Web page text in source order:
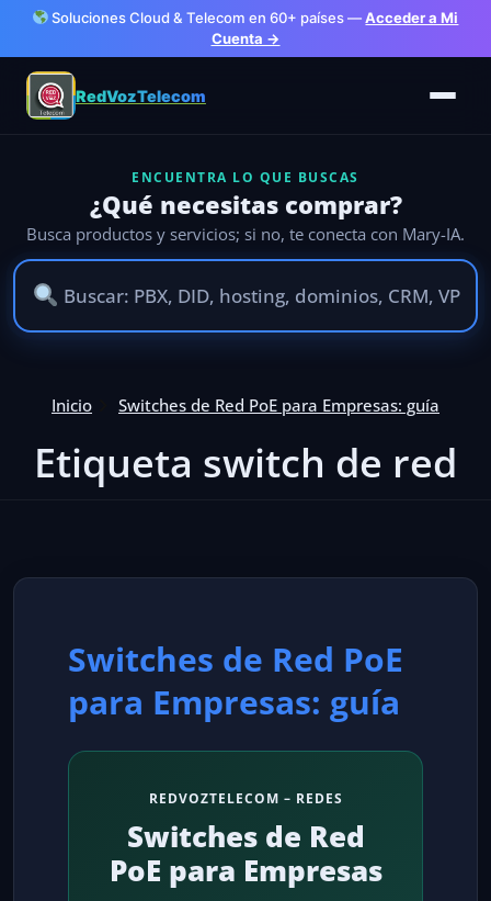
Soluciones Cloud & Telecom en 60+ países —Acceder a Mi
Cuenta →
RedVozTelecom
ENCUENTRA LO QUE BUSCAS
¿Qué necesitas comprar?
Busca productos y servicios; si no, te conecta con Mary-IA.
Inicio Switches de Red PoE para Empresas: guía
Etiqueta switch de red
Switches de Red PoE
para Empresas: guía
REDVOZTELECOM – REDES
Switches de Red
PoE para Empresas